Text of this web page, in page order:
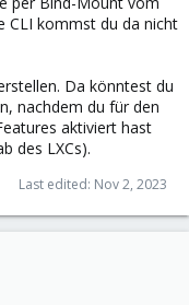
CLI kommst du da nicht
Da könntest du
nachdem du für den
aktiviert hast
des LXCs).
Last edited: Nov 2, 2023